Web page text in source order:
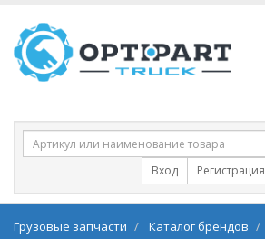
Вход Регистрация
Грузовые запчасти Каталог брендов